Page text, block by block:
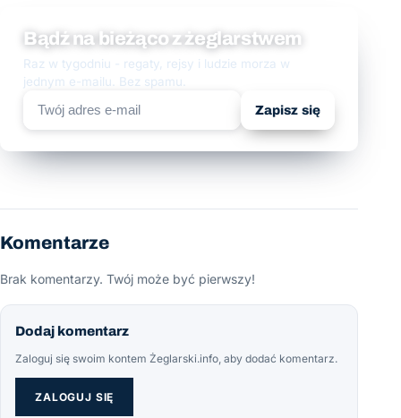
Bądź na bieżąco z żeglarstwem
Raz w tygodniu - regaty, rejsy i ludzie morza w
jednym e-mailu. Bez spamu.
Zapisz się
Komentarze
Brak komentarzy. Twój może być pierwszy!
Dodaj komentarz
Zaloguj się swoim kontem Żeglarski.info, aby dodać komentarz.
ZALOGUJ SIĘ